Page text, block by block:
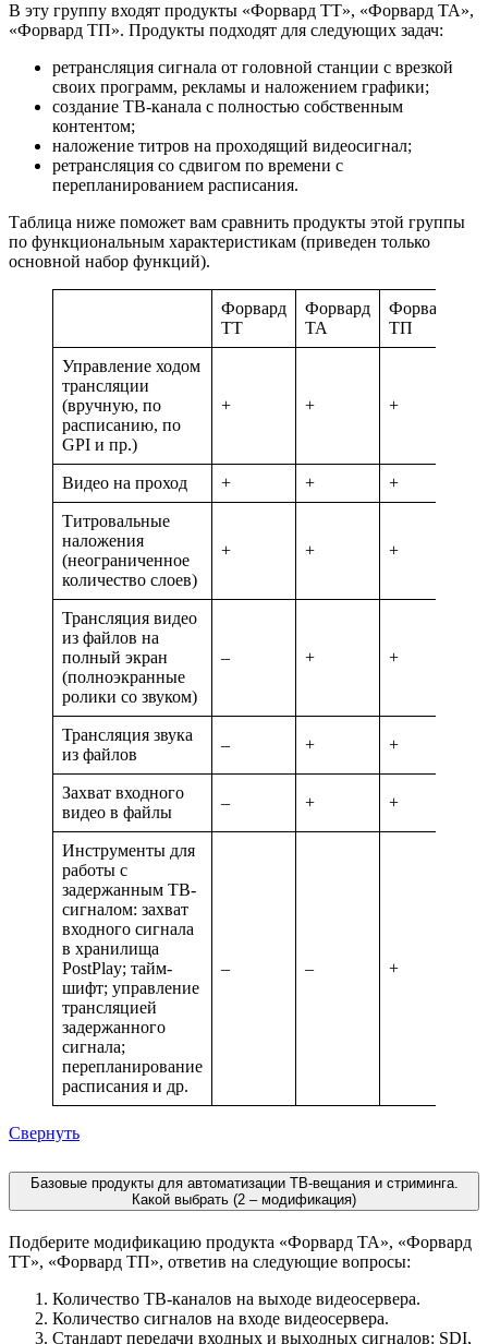
В эту группу входят продукты «Форвард ТТ», «Форвард ТА»,
«Форвард ТП». Продукты подходят для следующих задач:
ретрансляция сигнала от головной станции с врезкой
своих программ, рекламы и наложением графики;
создание ТВ-канала с полностью собственным
контентом;
наложение титров на проходящий видеосигнал;
ретрансляция со сдвигом по времени с
перепланированием расписания.
Таблица ниже поможет вам сравнить продукты этой группы
по функциональным характеристикам (приведен только
основной набор функций).
Форвард
ТТ
Форвард
ТА
Форвард
ТП
Управление ходом
трансляции
(вручную, по
расписанию, по
GPI и пр.)
+ + +
Видео на проход + + +
Титровальные
наложения
(неограниченное
количество слоев)
+ + +
Трансляция видео
из файлов на
полный экран
(полноэкранные
ролики со звуком)
– + +
Трансляция звука
из файлов
– + +
Захват входного
видео в файлы
– + +
Инструменты для
работы с
задержанным ТВ-
сигналом: захват
входного сигнала
в хранилища
PostPlay; тайм-
шифт; управление
трансляцией
задержанного
сигнала;
перепланирование
расписания и др.
– – +
Свернуть
Базовые продукты для автоматизации ТВ-вещания и стриминга.
Какой выбрать (2 – модификация)
Подберите модификацию продукта «Форвард ТА», «Форвард
ТТ», «Форвард ТП», ответив на следующие вопросы:
Количество ТВ-каналов на выходе видеосервера.
Количество сигналов на входе видеосервера.
Стандарт передачи входных и выходных сигналов: SDI,